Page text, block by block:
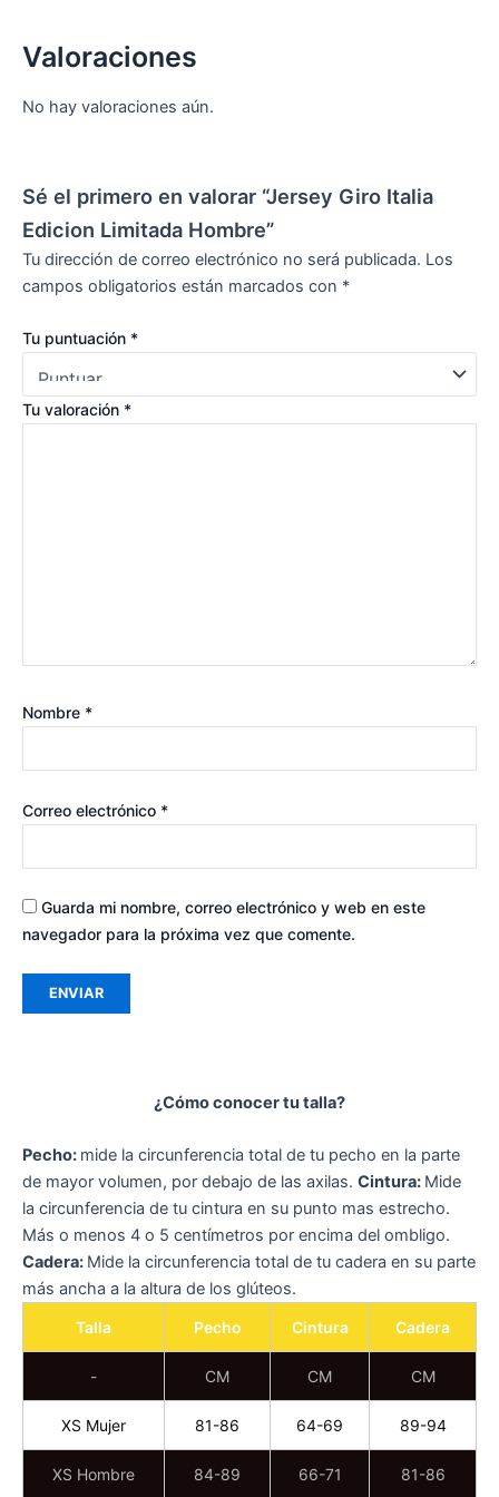
Valoraciones
No hay valoraciones aún.
Sé el primero en valorar “Jersey Giro Italia
Edicion Limitada Hombre”
Tu dirección de correo electrónico no será publicada. Los
campos obligatorios están marcados con *
Tu puntuación *
Tu valoración *
Nombre *
Correo electrónico *
Guarda mi nombre, correo electrónico y web en este
navegador para la próxima vez que comente.
¿Cómo conocer tu talla?
Pecho: mide la circunferencia total de tu pecho en la parte
de mayor volumen, por debajo de las axilas. Cintura: Mide
la circunferencia de tu cintura en su punto mas estrecho.
Más o menos 4 o 5 centímetros por encima del ombligo.
Cadera: Mide la circunferencia total de tu cadera en su parte
más ancha a la altura de los glúteos.
Talla Pecho Cintura Cadera
- CM CM CM
XS Mujer 81-86 64-69 89-94
XS Hombre 84-89 66-71 81-86